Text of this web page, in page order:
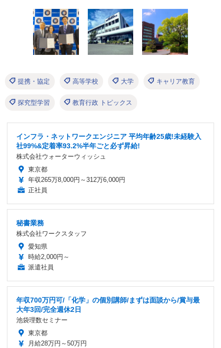
提携・協定 高等学校 大学 キャリア教育
探究型学習 教育行政 トピックス
インフラ・ネットワークエンジニア 平均年齢25歳!未経験入
社99%&定着率93.2%半年ごと必ず昇給!
株式会社ウォーターウィッシュ
東京都
年収265万8,000円～312万6,000円
正社員
秘書業務
株式会社ワークスタッフ
愛知県
時給2,000円～
派遣社員
年収700万円可/「化学」の個別講師/まずは面談から/賞与最
大年3回/完全週休2日
池袋理数セミナー
東京都
月給28万円～50万円